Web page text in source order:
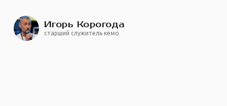
Игорь Корогода
старший служитель кемо